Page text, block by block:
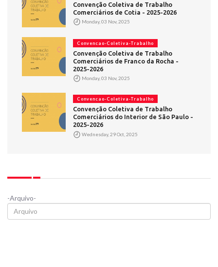
Convenção Coletiva de Trabalho
Comerciários de Cotia - 2025-2026
Monday, 03 Nov, 2025
Convencao-Coletiva-Trabalho
Convenção Coletiva de Trabalho
Comerciários de Franco da Rocha -
2025-2026
Monday, 03 Nov, 2025
Convencao-Coletiva-Trabalho
Convenção Coletiva de Trabalho
Comerciários do Interior de São Paulo -
2025-2026
Wednesday, 29 Oct, 2025
-Arquivo-